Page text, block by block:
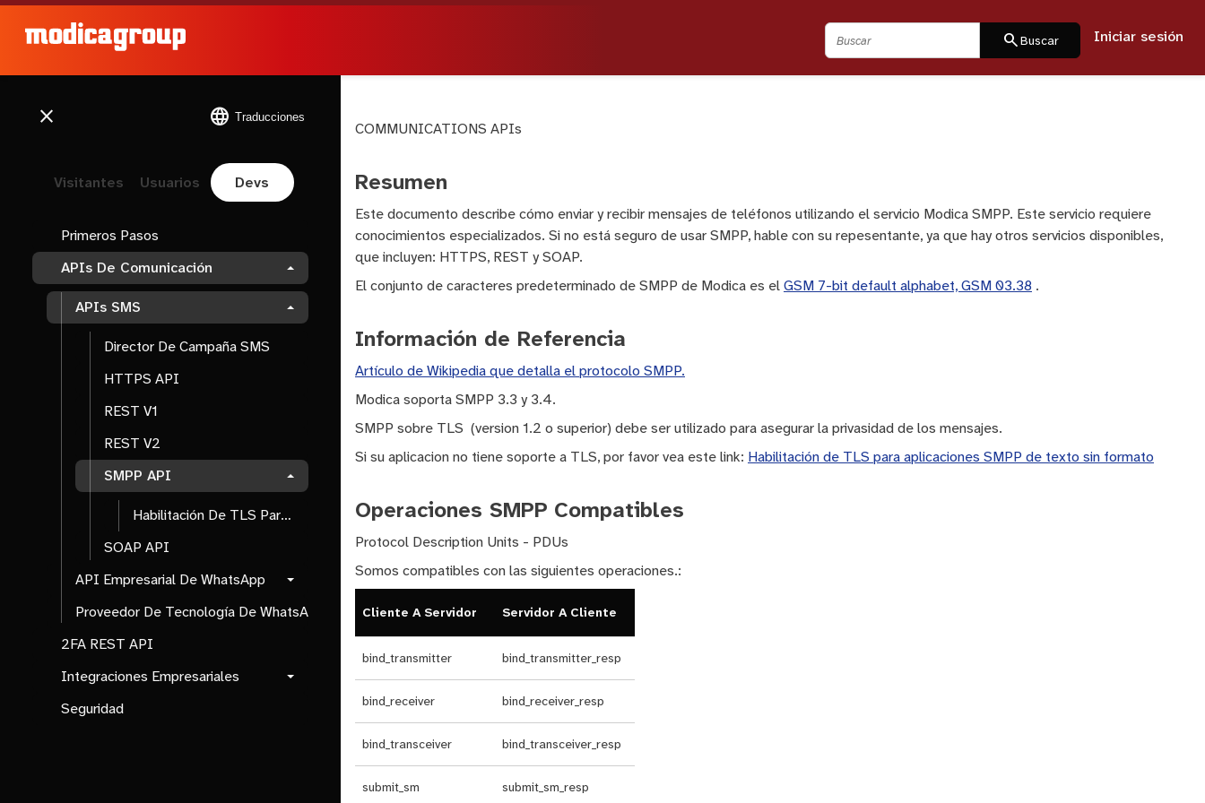
Buscar searchBuscar Iniciar sesión
close language Traducciones
Visitantes Usuarios Devs
Primeros Pasos
APIs De Comunicación
APIs SMS
Director De Campaña SMS
HTTPS API
REST V1
REST V2
SMPP API
Habilitación De TLS Para Aplicaciones SMPP De Texto Sin Formato
SOAP API
API Empresarial De WhatsApp
Proveedor De Tecnología De WhatsApp
2FA REST API
Integraciones Empresariales
Seguridad
COMMUNICATIONS APIs
Resumen
Este documento describe cómo enviar y recibir mensajes de teléfonos utilizando el servicio Modica SMPP. Este servicio requiere
conocimientos especializados. Si no está seguro de usar SMPP, hable con su repesentante, ya que hay otros servicios disponibles,
que incluyen: HTTPS, REST y SOAP.
El conjunto de caracteres predeterminado de SMPP de Modica es elGSM 7-bit default alphabet, GSM 03.38 .
Información de Referencia
Artículo de Wikipedia que detalla el protocolo SMPP.
Modica soporta SMPP 3.3 y 3.4.
SMPP sobre TLS (version 1.2 o superior) debe ser utilizado para asegurar la privasidad de los mensajes.
Si su aplicacion no tiene soporte a TLS, por favor vea este link: Habilitación de TLS para aplicaciones SMPP de texto sin formato
Operaciones SMPP Compatibles
Protocol Description Units - PDUs
Somos compatibles con las siguientes operaciones.:
Cliente A Servidor Servidor A Cliente
bind_transmitter bind_transmitter_resp
bind_receiver bind_receiver_resp
bind_transceiver bind_transceiver_resp
submit_sm submit_sm_resp